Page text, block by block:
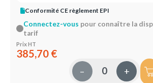
Conformité CE règlement EPI
Connectez-vous pour connaître la
tarif
Prix HT
385,70 €
– +